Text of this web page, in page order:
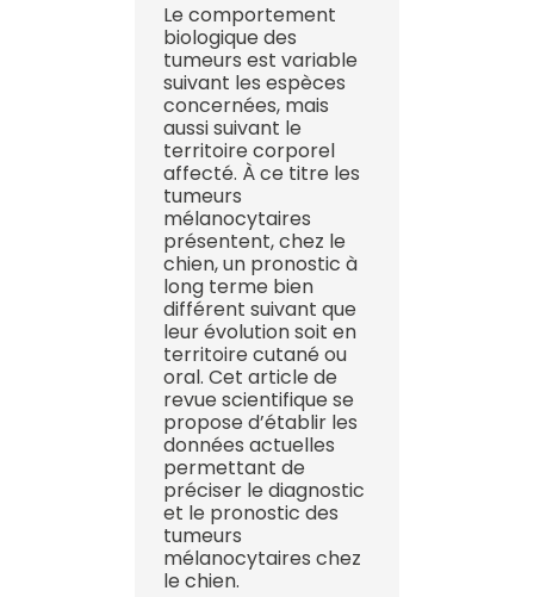
Le comportement
biologique des
tumeurs est variable
suivant les espèces
concernées, mais
aussi suivant le
territoire corporel
affecté. À ce titre les
tumeurs
mélanocytaires
présentent, chez le
chien, un pronostic à
long terme bien
différent suivant que
leur évolution soit en
territoire cutané ou
oral. Cet article de
revue scientifique se
propose d’établir les
données actuelles
permettant de
préciser le diagnostic
et le pronostic des
tumeurs
mélanocytaires chez
le chien.